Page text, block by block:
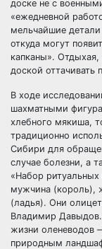
доске не с
«ежедневной
мельчайшие детали
откуда могут
капканы».
доской оттачивать
В ходе
шахматными
хлебного мякиша,
традиционно
Сибири для
случае болезни, а
«Набор
мужчина (король),
(ладья). Они
Владимир
жизни оленеводов
природным